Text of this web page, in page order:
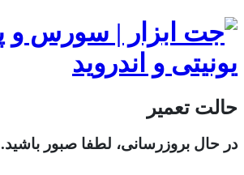
حالت تعمیر
در حال بروزرسانی، لطفا صبور باشید.